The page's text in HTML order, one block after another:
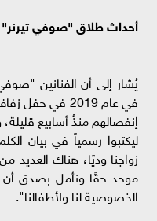
أحداث طلاق "صوفي
يُشار إلى أن الفنانين
في عام 2019 في
إنفصالهم منذُ أسابيع
ليكتبوا رسمياً في بيان
زواجنا وديًا، هناك العديد
موحد حقًا ونأمل بصدق أن
الخصوصية لنا ولأطفالنا".